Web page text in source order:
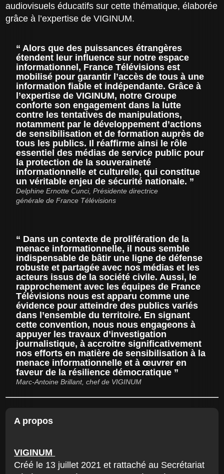
audiovisuels éducatifs sur cette thématique, élaborée
grâce à l’expertise de VIGINUM.
Alors que des puissances étrangères
étendent leur influence sur notre espace
informationnel, France Télévisions est
mobilisé pour garantir l’accès de tous à une
information fiable et indépendante. Grâce à
l’expertise de VIGINUM, notre Groupe
conforte son engagement dans la lutte
contre les tentatives de manipulations,
notamment par le développement d’actions
de sensibilisation et de formation auprès de
tous les publics. Il réaffirme ainsi le rôle
essentiel des médias de service public pour
la protection de la souveraineté
informationnelle et culturelle, qui constitue
un véritable enjeu de sécurité nationale.
Delphine Ernotte Cunci, Présidente directrice
générale de France Télévisions
Dans un contexte de prolifération de la
menace informationnelle, il nous semble
indispensable de bâtir une ligne de défense
robuste et partagée avec nos médias et les
acteurs issus de la société civile. Aussi, le
rapprochement avec les équipes de France
Télévisions nous est apparu comme une
évidence pour atteindre des publics variés
dans l’ensemble du territoire. En signant
cette convention, nous nous engageons à
appuyer les travaux d’investigation
journalistique, à accroitre significativement
nos efforts en matière de sensibilisation à la
menace informationnelle et à œuvrer en
faveur de la résilience démocratique
Marc-Antoine Brillant, chef de VIGINUM
A propos
VIGINUM
Créé le 13 juillet 2021 et rattaché au Secrétariat